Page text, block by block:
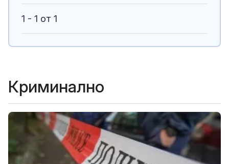
1 - 1 от 1
Криминално